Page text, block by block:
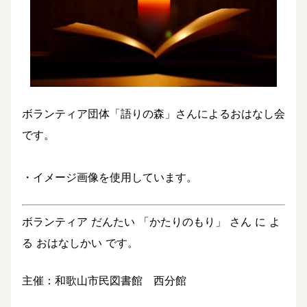
ボランティア団体「語りの森」さんによるおはなし会
です。
・イメージ画像を使用しています。
ボランティア だんたい 「かたりのもり」 さん に よ
る おはなしかい です。
主催：和歌山市民図書館 西分館